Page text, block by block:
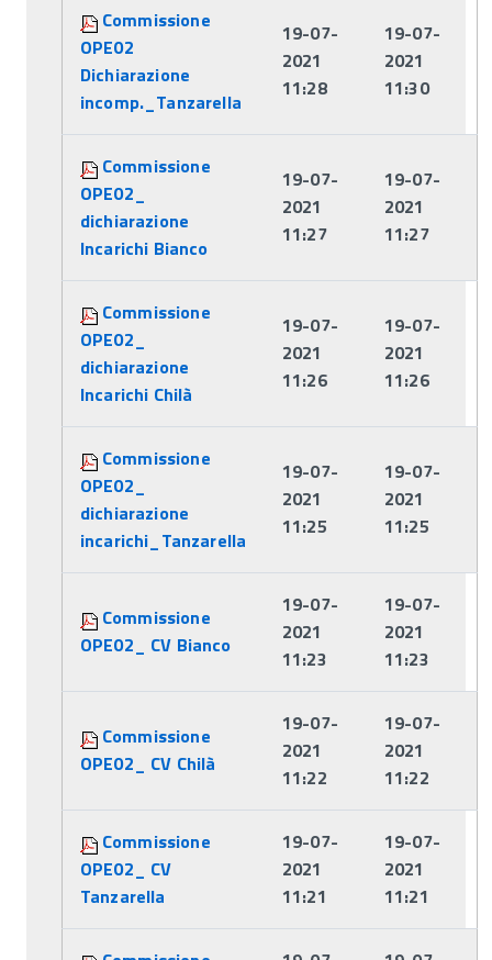
Commissione
OPE02
Dichiarazione
incomp._Tanzarella
19-07-
2021
11:28
19-07-
2021
11:30
Commissione
OPE02_
dichiarazione
Incarichi Bianco
19-07-
2021
11:27
19-07-
2021
11:27
Commissione
OPE02_
dichiarazione
Incarichi Chilà
19-07-
2021
11:26
19-07-
2021
11:26
Commissione
OPE02_
dichiarazione
incarichi_Tanzarella
19-07-
2021
11:25
19-07-
2021
11:25
Commissione
OPE02_ CV Bianco
19-07-
2021
11:23
19-07-
2021
11:23
Commissione
OPE02_ CV Chilà
19-07-
2021
11:22
19-07-
2021
11:22
Commissione
OPE02_ CV
Tanzarella
19-07-
2021
11:21
19-07-
2021
11:21